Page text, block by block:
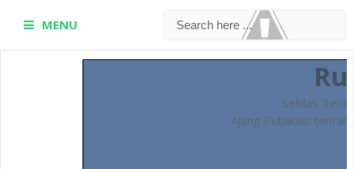
MENU
Sekilas
Ajang Publikasi